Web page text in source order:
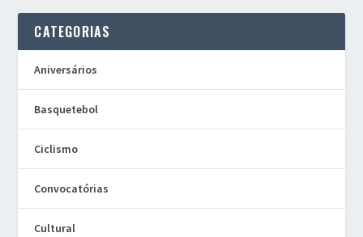
CATEGORIAS
Aniversários
Basquetebol
Ciclismo
Convocatórias
Cultural